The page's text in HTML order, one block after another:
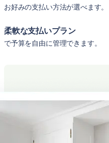
お好みの支払い方法が選べます。
柔軟な支払いプラン
で予算を自由に管理できます。